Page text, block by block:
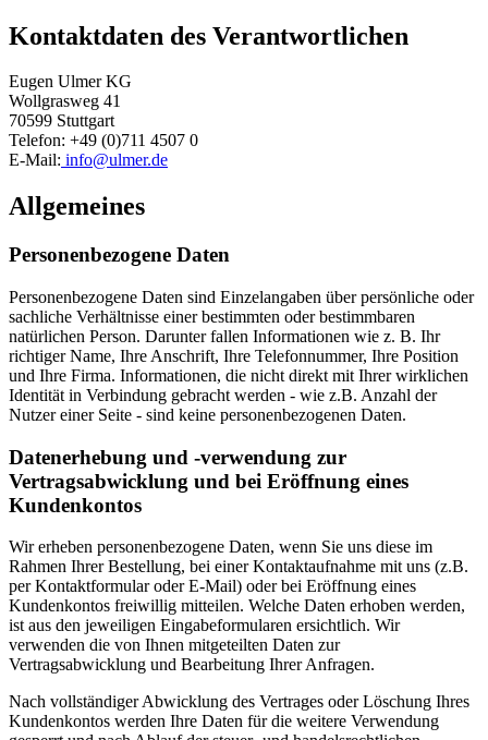
Kontaktdaten des Verantwortlichen
Eugen Ulmer KG
Wollgrasweg 41
70599 Stuttgart
Telefon: +49 (0)711 4507 0
E-Mail: info@ulmer.de
Allgemeines
Personenbezogene Daten
Personenbezogene Daten sind Einzelangaben über persönliche oder
sachliche Verhältnisse einer bestimmten oder bestimmbaren
natürlichen Person. Darunter fallen Informationen wie z. B. Ihr
richtiger Name, Ihre Anschrift, Ihre Telefonnummer, Ihre Position
und Ihre Firma. Informationen, die nicht direkt mit Ihrer wirklichen
Identität in Verbindung gebracht werden - wie z.B. Anzahl der
Nutzer einer Seite - sind keine personenbezogenen Daten.
Datenerhebung und -verwendung zur
Vertragsabwicklung und bei Eröffnung eines
Kundenkontos
Wir erheben personenbezogene Daten, wenn Sie uns diese im
Rahmen Ihrer Bestellung, bei einer Kontaktaufnahme mit uns (z.B.
per Kontaktformular oder E-Mail) oder bei Eröffnung eines
Kundenkontos freiwillig mitteilen. Welche Daten erhoben werden,
ist aus den jeweiligen Eingabeformularen ersichtlich. Wir
verwenden die von Ihnen mitgeteilten Daten zur
Vertragsabwicklung und Bearbeitung Ihrer Anfragen.
Nach vollständiger Abwicklung des Vertrages oder Löschung Ihres
Kundenkontos werden Ihre Daten für die weitere Verwendung